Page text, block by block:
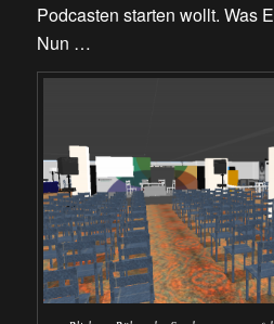
Podcasten starten wollt. Was
Nun …